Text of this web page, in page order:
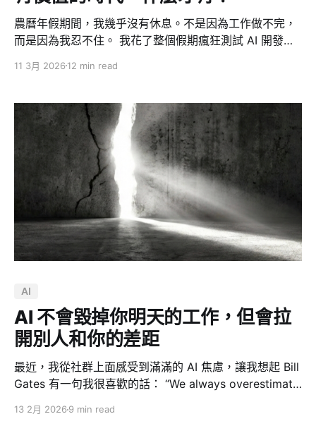
農曆年假期間，我幾乎沒有休息。不是因為工作做不完，
而是因為我忍不住。 我花了整個假期瘋狂測試 AI 開發工
世界開發者在幹什麼，研究了 Claude Code 的開源社群
Twitter 上的長文產生了社交焦慮。 這篇文章是我這段時
間的思考整理。有些是對產業的預判，有些是親手實測的
心得，有些只是一個創業者在深夜滑手機時的坦白。 一、
軟體業正在經歷一場靜默的坍塌 過年期間我觀察到一個非
常明顯的現象：全世界的開發者都覺得自己拿到了一根魔
法杖，什麼都能做。 我大概看了十幾個人各自做的三到五
個產品，主題驚人地相似——分析 Token、保存筆記、做
Dashboard。換句話說，大概有十五個人正在用不同的方
法做同一件事情。 這讓我想通了一件事。 每個人想要的
介面可能不一樣，但背後需要的資料都一樣。你可能喜歡
根本沒必要——但我們三個人要的底層 Data 是同一份。
所以我的預判是：軟體業會極度退縮，退縮到最後變成提
供資料的基礎設施。每一
11 3月 2026 12 min read
AI
AI 不會毀掉你明天的工作，但會拉
開別人和你的差距
最近，我從社群上面感受到滿滿的 AI 焦慮，讓我想起 Bill
Gates 有一句我很喜歡的話： “We always overestimate
underestimate the change that will occur in the next
13 2月 2026 9 min read